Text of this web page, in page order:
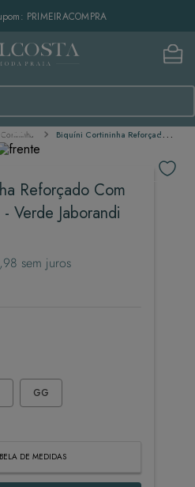
PRIMEIRACOMPRA
Cortininha Biquíni Cortininha Reforçado Com Bojo Removível - Verde Jaborandi
Reforçado Com
Verde Jaborandi
98 sem juros
GG
DE MEDIDAS